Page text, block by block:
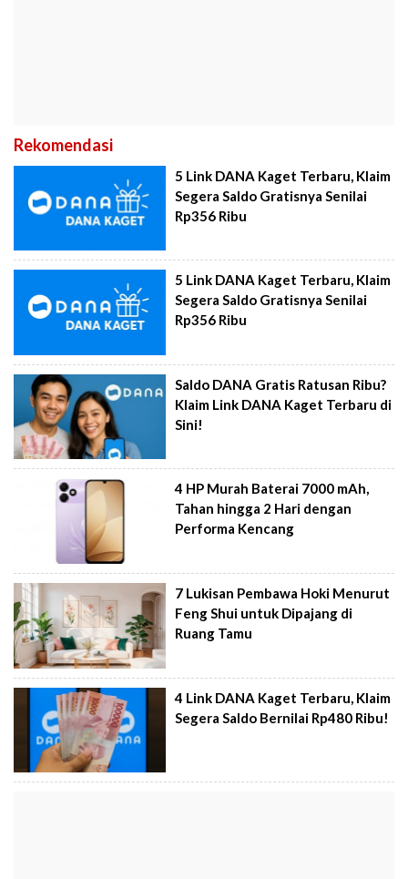
Rekomendasi
5 Link DANA Kaget Terbaru, Klaim
Segera Saldo Gratisnya Senilai
Rp356 Ribu
5 Link DANA Kaget Terbaru, Klaim
Segera Saldo Gratisnya Senilai
Rp356 Ribu
Saldo DANA Gratis Ratusan Ribu?
Klaim Link DANA Kaget Terbaru di
Sini!
4 HP Murah Baterai 7000 mAh,
Tahan hingga 2 Hari dengan
Performa Kencang
7 Lukisan Pembawa Hoki Menurut
Feng Shui untuk Dipajang di
Ruang Tamu
4 Link DANA Kaget Terbaru, Klaim
Segera Saldo Bernilai Rp480 Ribu!